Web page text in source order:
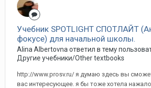
Учебник SPOTLIGHT СПОТЛАЙТ
фокусе) для начальной школы.
Alina Albertovna ответил в тему
Другие учебники/Other textbooks
http://www.prosv.ru/ я думаю здесь вы
вас интересующее. я бы тоже хотела